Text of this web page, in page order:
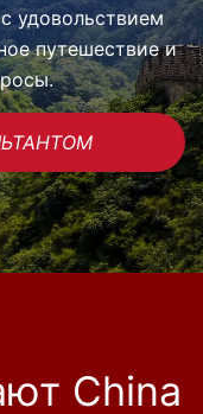
удовольствием
путешествие и
China